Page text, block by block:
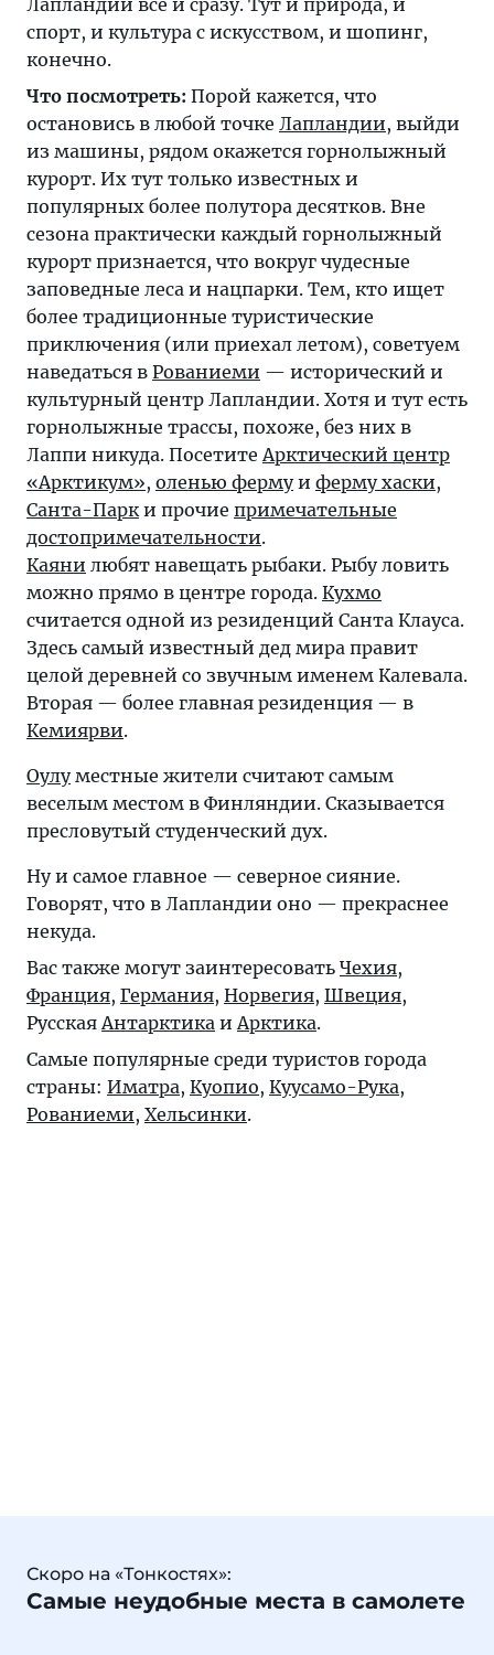
Лапландии все и сразу. Тут и природа, и
спорт, и культура с искусством, и шопинг,
конечно.
Что посмотреть: Порой кажется, что
остановись в любой точке Лапландии, выйди
из машины, рядом окажется горнолыжный
курорт. Их тут только известных и
популярных более полутора десятков. Вне
сезона практически каждый горнолыжный
курорт признается, что вокруг чудесные
заповедные леса и нацпарки. Тем, кто ищет
более традиционные туристические
приключения (или приехал летом), советуем
наведаться в Рованиеми — исторический и
культурный центр Лапландии. Хотя и тут есть
горнолыжные трассы, похоже, без них в
Лаппи никуда. ПосетитеАрктический центр
«Арктикум», оленью фермуи ферму хаски,
Санта-Парки прочие примечательные
достопримечательности.
Каяни любят навещать рыбаки. Рыбу ловить
можно прямо в центре города. Кухмо
считается одной из резиденций Санта Клауса.
Здесь самый известный дед мира правит
целой деревней со звучным именем Калевала.
Вторая — более главная резиденция — в
Кемиярви.
Оулуместные жители считают самым
веселым местом в Финляндии. Сказывается
пресловутый студенческий дух.
Ну и самое главное — северное сияние.
Говорят, что в Лапландии оно — прекраснее
некуда.
Вас также могут заинтересовать Чехия,
Франция, Германия, Норвегия, Швеция,
РусскаяАнтарктика иАрктика.
Самые популярные среди туристов города
страны: Иматра, Куопио, Куусамо-Рука,
Рованиеми, Хельсинки.
Скоро на «Тонкостях»:
Самые неудобные места в самолете